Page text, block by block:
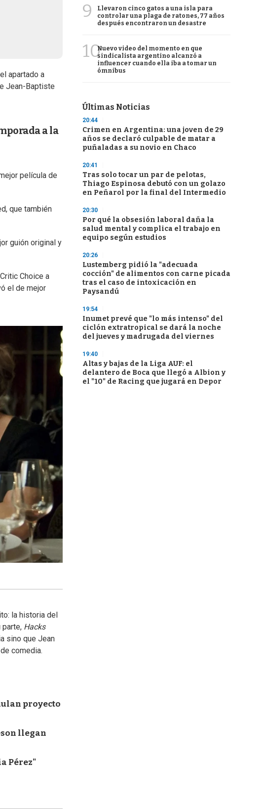
apartado a
Jean-Baptiste
a la
película de
que también
guión original y
Choice a
el de mejor
la historia del
parte, Hacks
sino que Jean
comedia.
proyecto
llegan
Pérez"
9
Llevaron cinco gatos a una isla para
controlar una plaga de ratones, 77 años
después encontraron un desastre
10Nuevo video del momento en que
sindicalista argentino alcanzó a
influencer cuando ella iba a tomar un
ómnibus
Últimas Noticias
20:44
Crimen en Argentina: una joven de 29
años se declaró culpable de matar a
puñaladas a su novio en Chaco
20:41
Tras solo tocar un par de pelotas,
Thiago Espinosa debutó con un golazo
en Peñarol por la final del Intermedio
20:30
Por qué la obsesión laboral daña la
salud mental y complica el trabajo en
equipo según estudios
20:26
Lustemberg pidió la "adecuada
cocción" de alimentos con carne picada
tras el caso de intoxicación en
Paysandú
19:54
Inumet prevé que "lo más intenso" del
ciclón extratropical se dará la noche
del jueves y madrugada del viernes
19:40
Altas y bajas de la Liga AUF: el
delantero de Boca que llegó a Albion y
el "10" de Racing que jugará en Depor